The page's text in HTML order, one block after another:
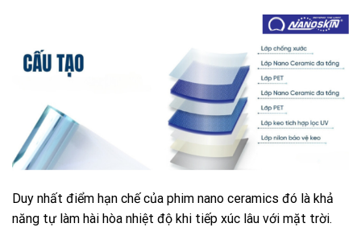
Duy nhất điểm hạn chế của phim nano ceramics đó là khả
năng tự làm hài hòa nhiệt độ khi tiếp xúc lâu với mặt trời.